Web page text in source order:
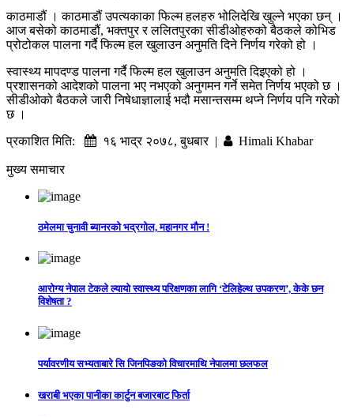
काठमाडौं । काठमाडौं उपत्यकाका फिल्म हलहरु भोलिदेखि खुल्ने भएका छन् ।
आज बसेको काठमाडौं, भक्तपुर र ललितपुरका सीडीओहरुको बैठकले कोभिड
प्रोटोकल पालना गर्दै फिल्म हल खुलाउन अनुमति दिने निर्णय गरेको हो ।
स्वास्थ्य मापदण्ड पालना गर्दै फिल्म हल खुलाउन अनुमति दिइएको हो ।
प्रशासनको आदेशको पालना भए नभएको अनुगमन गर्ने समेत निर्णय भएको छ ।
सीडीओको बैठकले जारी निषेधाज्ञालाई भदौ मसान्तसम्म थप्ने निर्णय पनि गरेको
छ ।
प्रकाशित मिति:
१६ भाद्र २०७८, बुधबार | Himali Khabar
मुख्य समाचार
ठमेलमा चुनावी ब्यानरको भद्रगोल, महानगर मौन !
आरोग्य नेपाल टेकले ल्यायो स्वास्थ्य परिक्षणका लागि ‘टेलिहेल्थ उपकरण’, केके छन
विशेषता ?
पर्यावरणीय सभ्यताबारे सि जिनपिङको विचारमाथि नेपालमा छलफल
खराबी भएका पानीका कार्टुन बजारबाट फिर्ता